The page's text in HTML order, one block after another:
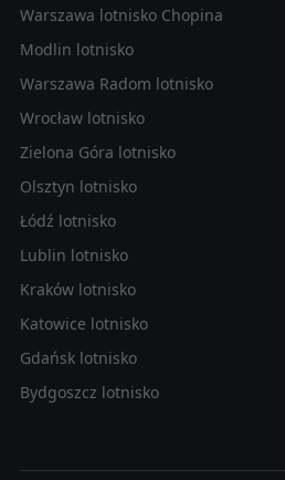
Warszawa lotnisko Chopina
Modlin lotnisko
Warszawa Radom lotnisko
Wrocław lotnisko
Zielona Góra lotnisko
Olsztyn lotnisko
Łódź lotnisko
Lublin lotnisko
Kraków lotnisko
Katowice lotnisko
Gdańsk lotnisko
Bydgoszcz lotnisko